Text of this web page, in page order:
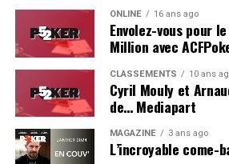
Joao Pedro Ferreira (Portugal) :
Dylan Lauret (France) : 38.000
Hugo Soares (Portugal) : 28.000
Ivo Almeida (Portugal) : 21.390
Leo Philippe (France) : 16.000 €
ONLINE 16 ans ago
Envolez-vous pour
Million avec
CLASSEMENTS 10 ans
Cyril Mouly et
de… Mediapart
MAGAZINE 3 ans ago
L’incroyable come-